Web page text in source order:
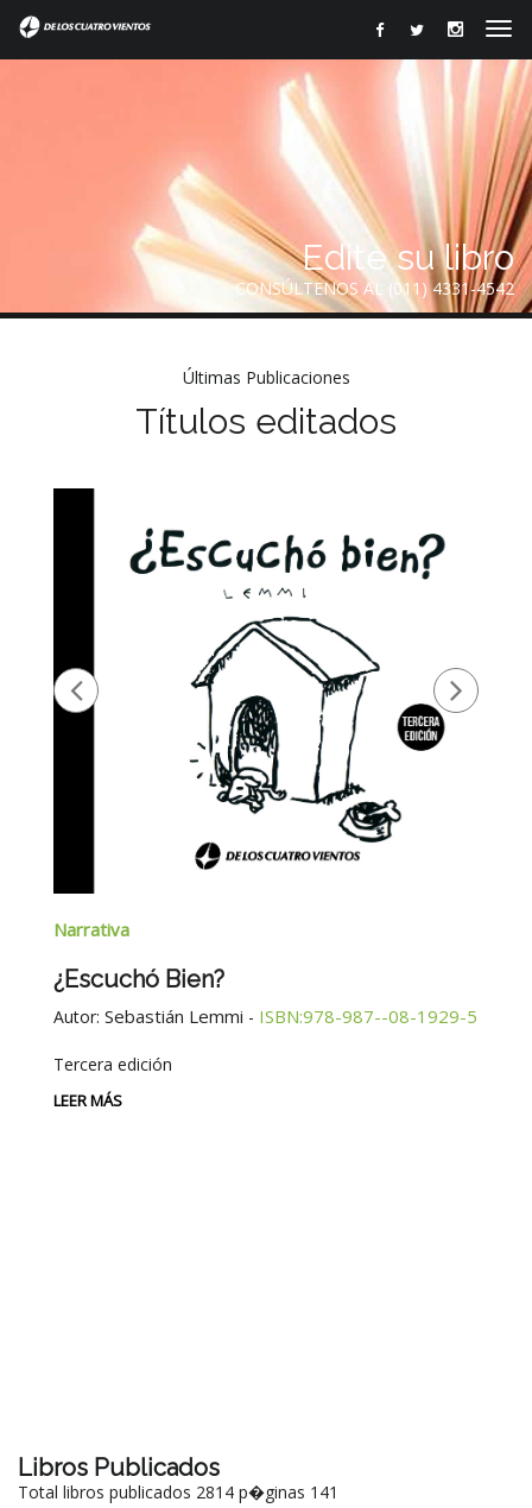
Edite su libro
CONSÚLTENOS AL (011) 4331-4542
Últimas Publicaciones
Títulos editados
Narrativa
¿Escuchó Bien?
Autor: Sebastián Lemmi - ISBN:978-987--08-1929-5
Tercera edición
LEER MÁS
Libros Publicados
Total libros publicados 2814 p�ginas 141